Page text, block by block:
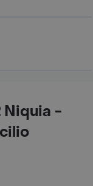
Niquia -